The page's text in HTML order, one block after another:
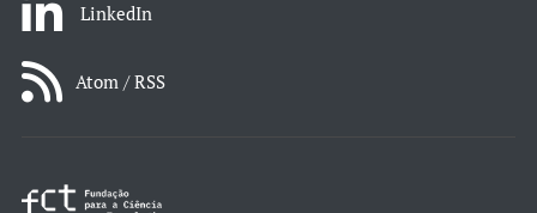
LinkedIn
Atom / RSS